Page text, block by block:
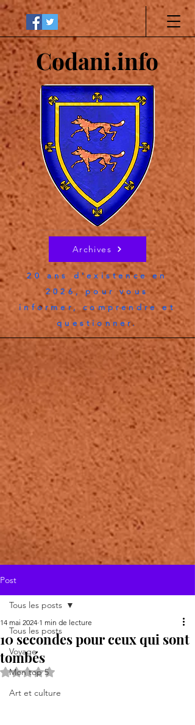
Codani.info
20 ans d'existence en
2026, pour vous
informer, comprendre et
questionner.
Archives
Post
Tous les posts
Voyage
Mon top 5
Art et culture
Tous les posts
10 secondes pour ceux qui sont
tombés
14 mai 2024 1 min de lecture
Noté NaN étoiles sur 5.